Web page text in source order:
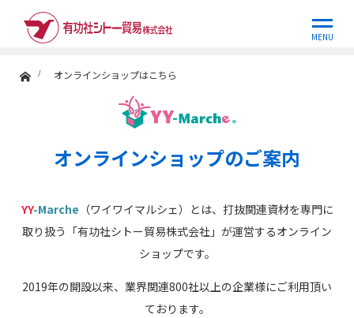
MENU
オンラインショップはこちら
ホームオンラインショップはこちら
オンラインショップのご案内
YY-Marche （ワイワイマルシェ）とは、打抜関連資材を専門に
取り扱う「有功社シトー貿易株式会社」が運営するオンライン
ショップです。
2019年の開設以来、業界関連800社以上の企業様にご利用頂い
ております。